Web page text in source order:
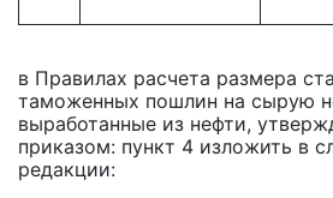
в Правилах расчета размера
таможенных пошлин на сырую
выработанные из нефти,
приказом: пункт 4 изложить в
редакции: